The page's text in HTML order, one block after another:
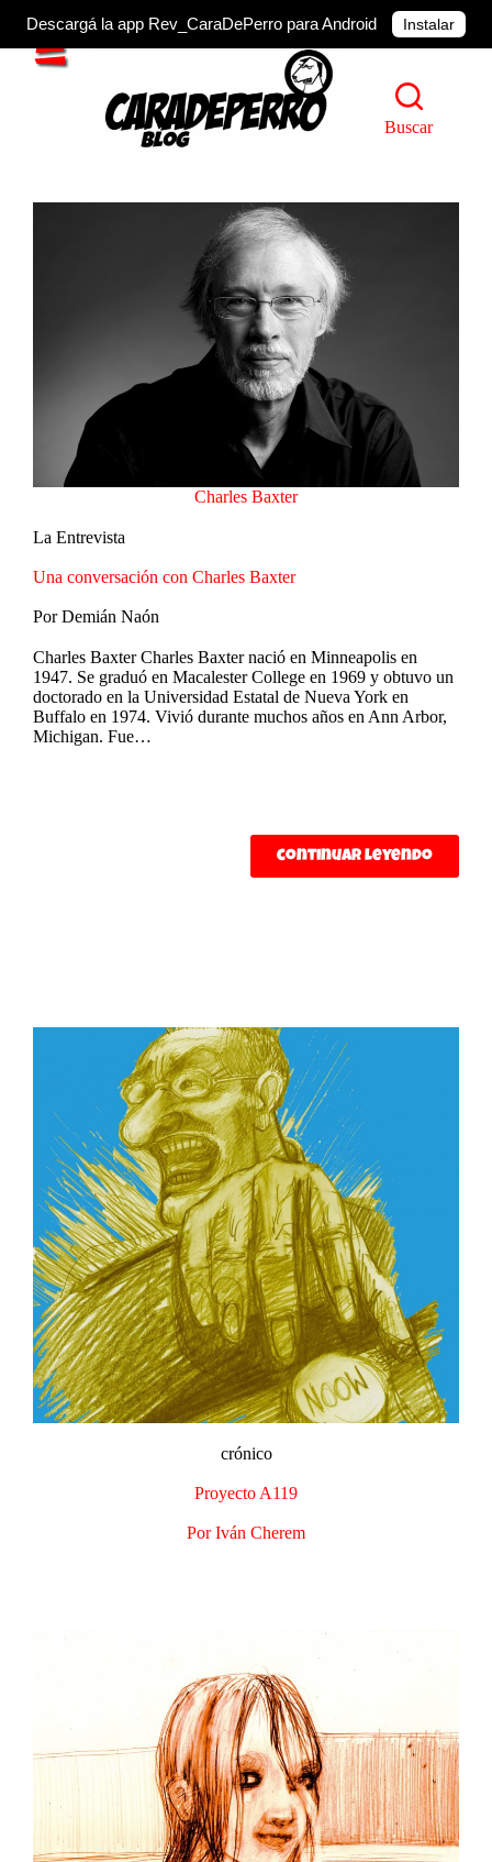
Descargá la app Rev_CaraDePerro para Android Instalar
Buscar
Charles Baxter
La Entrevista
Una conversación con Charles Baxter
PorDemián Naón
Charles Baxter Charles Baxter nació en Minneapolis en
1947. Se graduó en Macalester College en 1969 y obtuvo un
doctorado en la Universidad Estatal de Nueva York en
Buffalo en 1974. Vivió durante muchos años en Ann Arbor,
Michigan. Fue…
continuar leyendo
crónico
Proyecto A119
Por Iván Cherem